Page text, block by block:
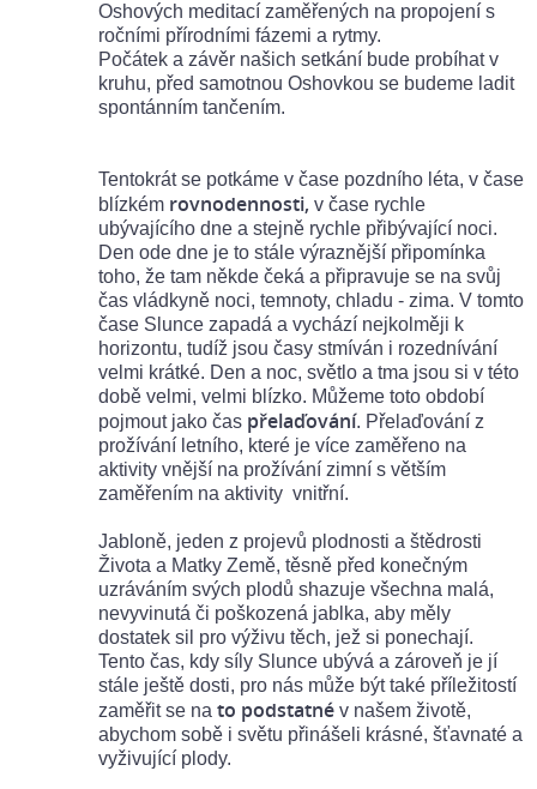
Oshových meditací zaměřených na propojení s
ročními přírodními fázemi a rytmy.
Počátek a závěr našich setkání bude probíhat v
kruhu, před samotnou Oshovkou se budeme ladit
spontánním tančením.
Tentokrát se potkáme v čase pozdního léta, v čase
blízkém rovnodennosti, v čase rychle
ubývajícího dne a stejně rychle přibývající noci.
Den ode dne je to stále výraznější připomínka
toho, že tam někde čeká a připravuje se na svůj
čas vládkyně noci, temnoty, chladu - zima. V tomto
čase Slunce zapadá a vychází nejkolměji k
horizontu, tudíž jsou časy stmíván i rozednívání
velmi krátké. Den a noc, světlo a tma jsou si v této
době velmi, velmi blízko. Můžeme toto období
pojmout jako čas přelaďování. Přelaďování z
prožívání letního, které je více zaměřeno na
aktivity vnější na prožívání zimní s větším
zaměřením na aktivity vnitřní.
Jabloně, jeden z projevů plodnosti a štědrosti
Života a Matky Země, těsně před konečným
uzráváním svých plodů shazuje všechna malá,
nevyvinutá či poškozená jablka, aby měly
dostatek sil pro výživu těch, jež si ponechají.
Tento čas, kdy síly Slunce ubývá a zároveň je jí
stále ještě dosti, pro nás může být také příležitostí
zaměřit se na to podstatné v našem životě,
abychom sobě i světu přinášeli krásné, šťavnaté a
vyživující plody.